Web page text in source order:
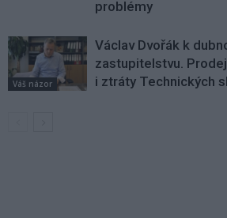
problémy
Váš názor
Václav Dvořák k
zastupitelstvu.
i ztráty Technických